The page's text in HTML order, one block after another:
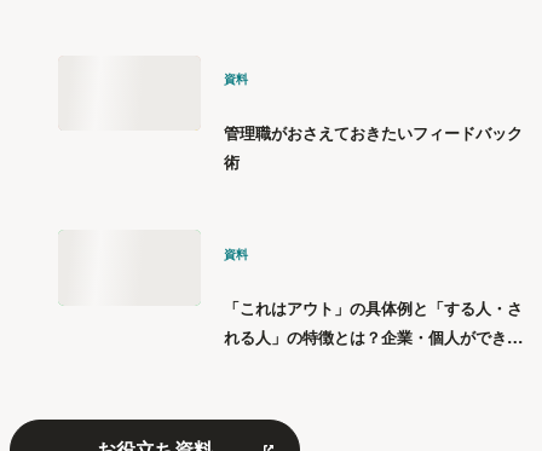
資料
管理職がおさえておきたいフィードバック
術
資料
「これはアウト」の具体例と「する人・さ
れる人」の特徴とは？企業・個人ができる